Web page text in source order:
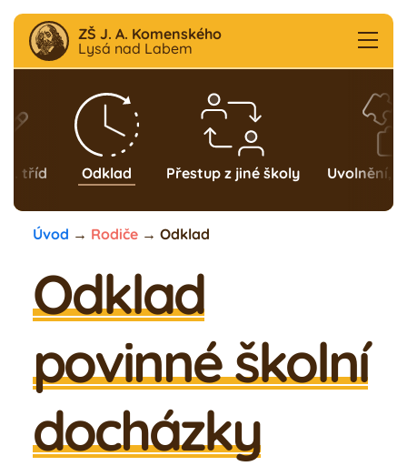
ZŠ J. A. Komenského
Lysá nad Labem
Aktuality
Školní klub
Jídelna
Galerie
1. tříd Odklad Přestup z jiné školy Uvolnění,
Úvod → Rodiče→ Odklad
Odklad
povinné školní
docházky